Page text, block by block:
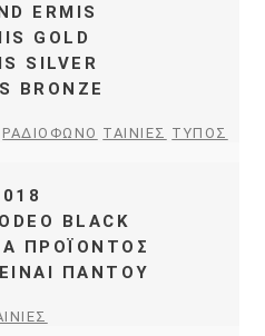
ERMIS
GOLD
SILVER
BRONZE
ΡΑΔΙΟΦΩΝΟ ΤΑΙΝΙΕΣ ΤΥΠΟΣ
BLACK
ΠΡΟΪΟΝΤΟΣ
ΠΑΝΤΟΥ